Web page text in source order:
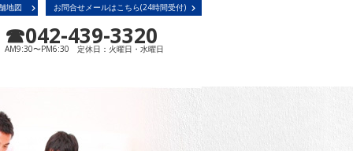
地図 お問合せメールはこちら(24時間受付)
☎042-439-3320
AM9:30〜PM6:30 定休日：火曜日・水曜日